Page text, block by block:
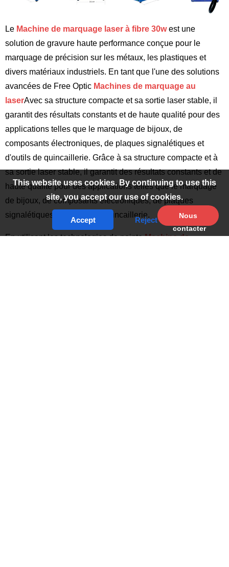
Le Machine de marquage laser à fibre 30west une
solution de gravure haute performance conçue pour le
marquage de précision sur les métaux, les plastiques et
divers matériaux industriels. En tant que l'une des solutions
avancées de Free Optic Machines de marquage au
laserAvec sa structure compacte et sa sortie laser stable, il
garantit des résultats constants et de haute qualité pour des
applications telles que le marquage de bijoux, de
composants électroniques, de plaques signalétiques et
d'outils de quincaillerie. Grâce à sa structure compacte et à
sa sortie laser stable, il garantit des résultats constants et de
haute qualité pour des applications telles que le marquage
de bijoux, de composants électroniques, de plaques
signalétiques et d'outils de quincaillerie.
En utilisant les technologies de pointeMachine de
Nous
contacter
This website uses cookies. By continuing to use this
site, you accept our use of cookies.
Accept Reject